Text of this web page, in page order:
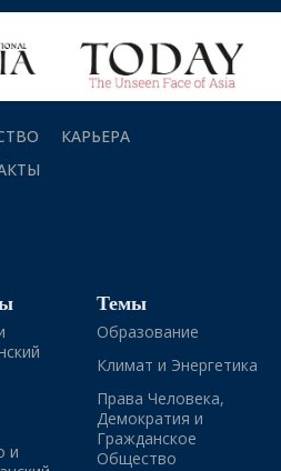
КАРЬЕРА
и
Темы
Образование
Климат и Энергетика
Права Человека,
Демократия и
Гражданское
Общество